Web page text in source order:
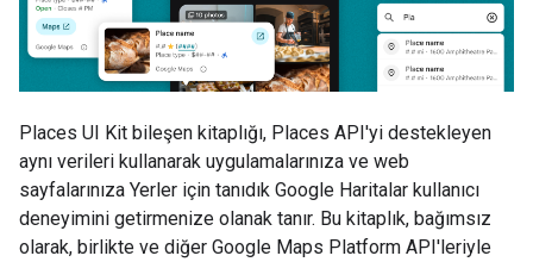
Places UI Kit bileşen kitaplığı, Places API'yi destekleyen
aynı verileri kullanarak uygulamalarınıza ve web
sayfalarınıza Yerler için tanıdık Google Haritalar kullanıcı
deneyimini getirmenize olanak tanır. Bu kitaplık, bağımsız
olarak, birlikte ve diğer Google Maps Platform API'leriyle